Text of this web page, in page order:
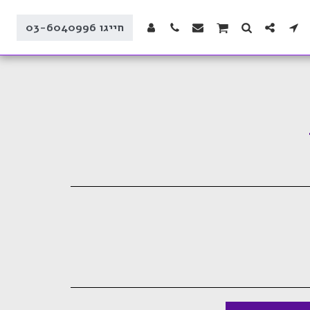
חייגו 03-6040996